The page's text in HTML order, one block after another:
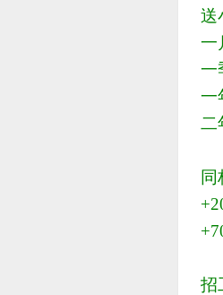
送
一
一
一
二
招